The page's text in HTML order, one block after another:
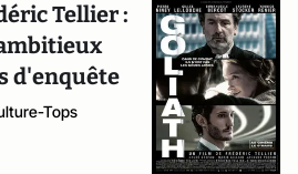
Tellier :
d'enquête
Tops